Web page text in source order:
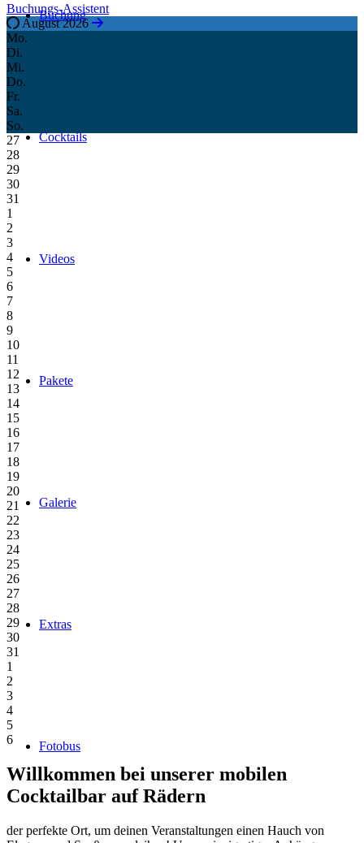
Buchung
Cocktails
Videos
Pakete
Galerie
Extras
Fotobus
Buchungs-Assistent
August 2026
Mo.
Di.
Mi.
Do.
Fr.
Sa.
So.
27
28
29
30
31
1
2
3
4
5
6
7
8
9
10
11
12
13
14
15
16
17
18
19
20
21
22
23
24
25
26
27
28
29
30
31
1
2
3
4
5
6
Willkommen bei unserer mobilen
Cocktailbar auf Rädern
der perfekte Ort, um deinen Veranstaltungen einen Hauch von